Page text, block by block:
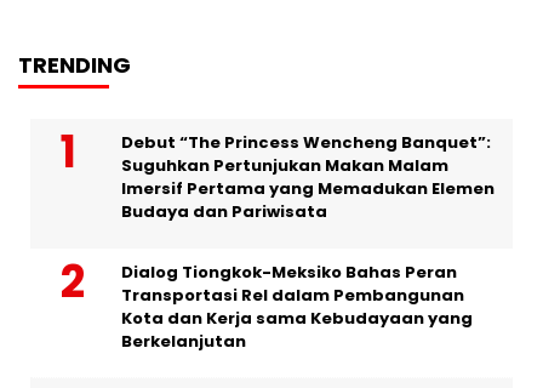
TRENDING
Debut “The Princess Wencheng Banquet”:
Suguhkan Pertunjukan Makan Malam
Imersif Pertama yang Memadukan Elemen
Budaya dan Pariwisata
Dialog Tiongkok-Meksiko Bahas Peran
Transportasi Rel dalam Pembangunan
Kota dan Kerja sama Kebudayaan yang
Berkelanjutan